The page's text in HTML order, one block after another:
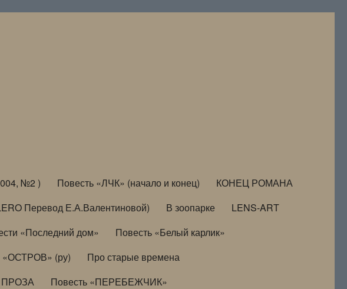
№2 ) Повесть «ЛЧК» (начало и конец)
КОНЕЦ РОМАНА
Перевод Е.А.Валентиновой) В зоопарке
LENS-ART
«Последний дом»
Повесть «Белый карлик»
(ру)
Про старые времена
ПРОЗА
Повесть «ПЕРЕБЕЖЧИК»